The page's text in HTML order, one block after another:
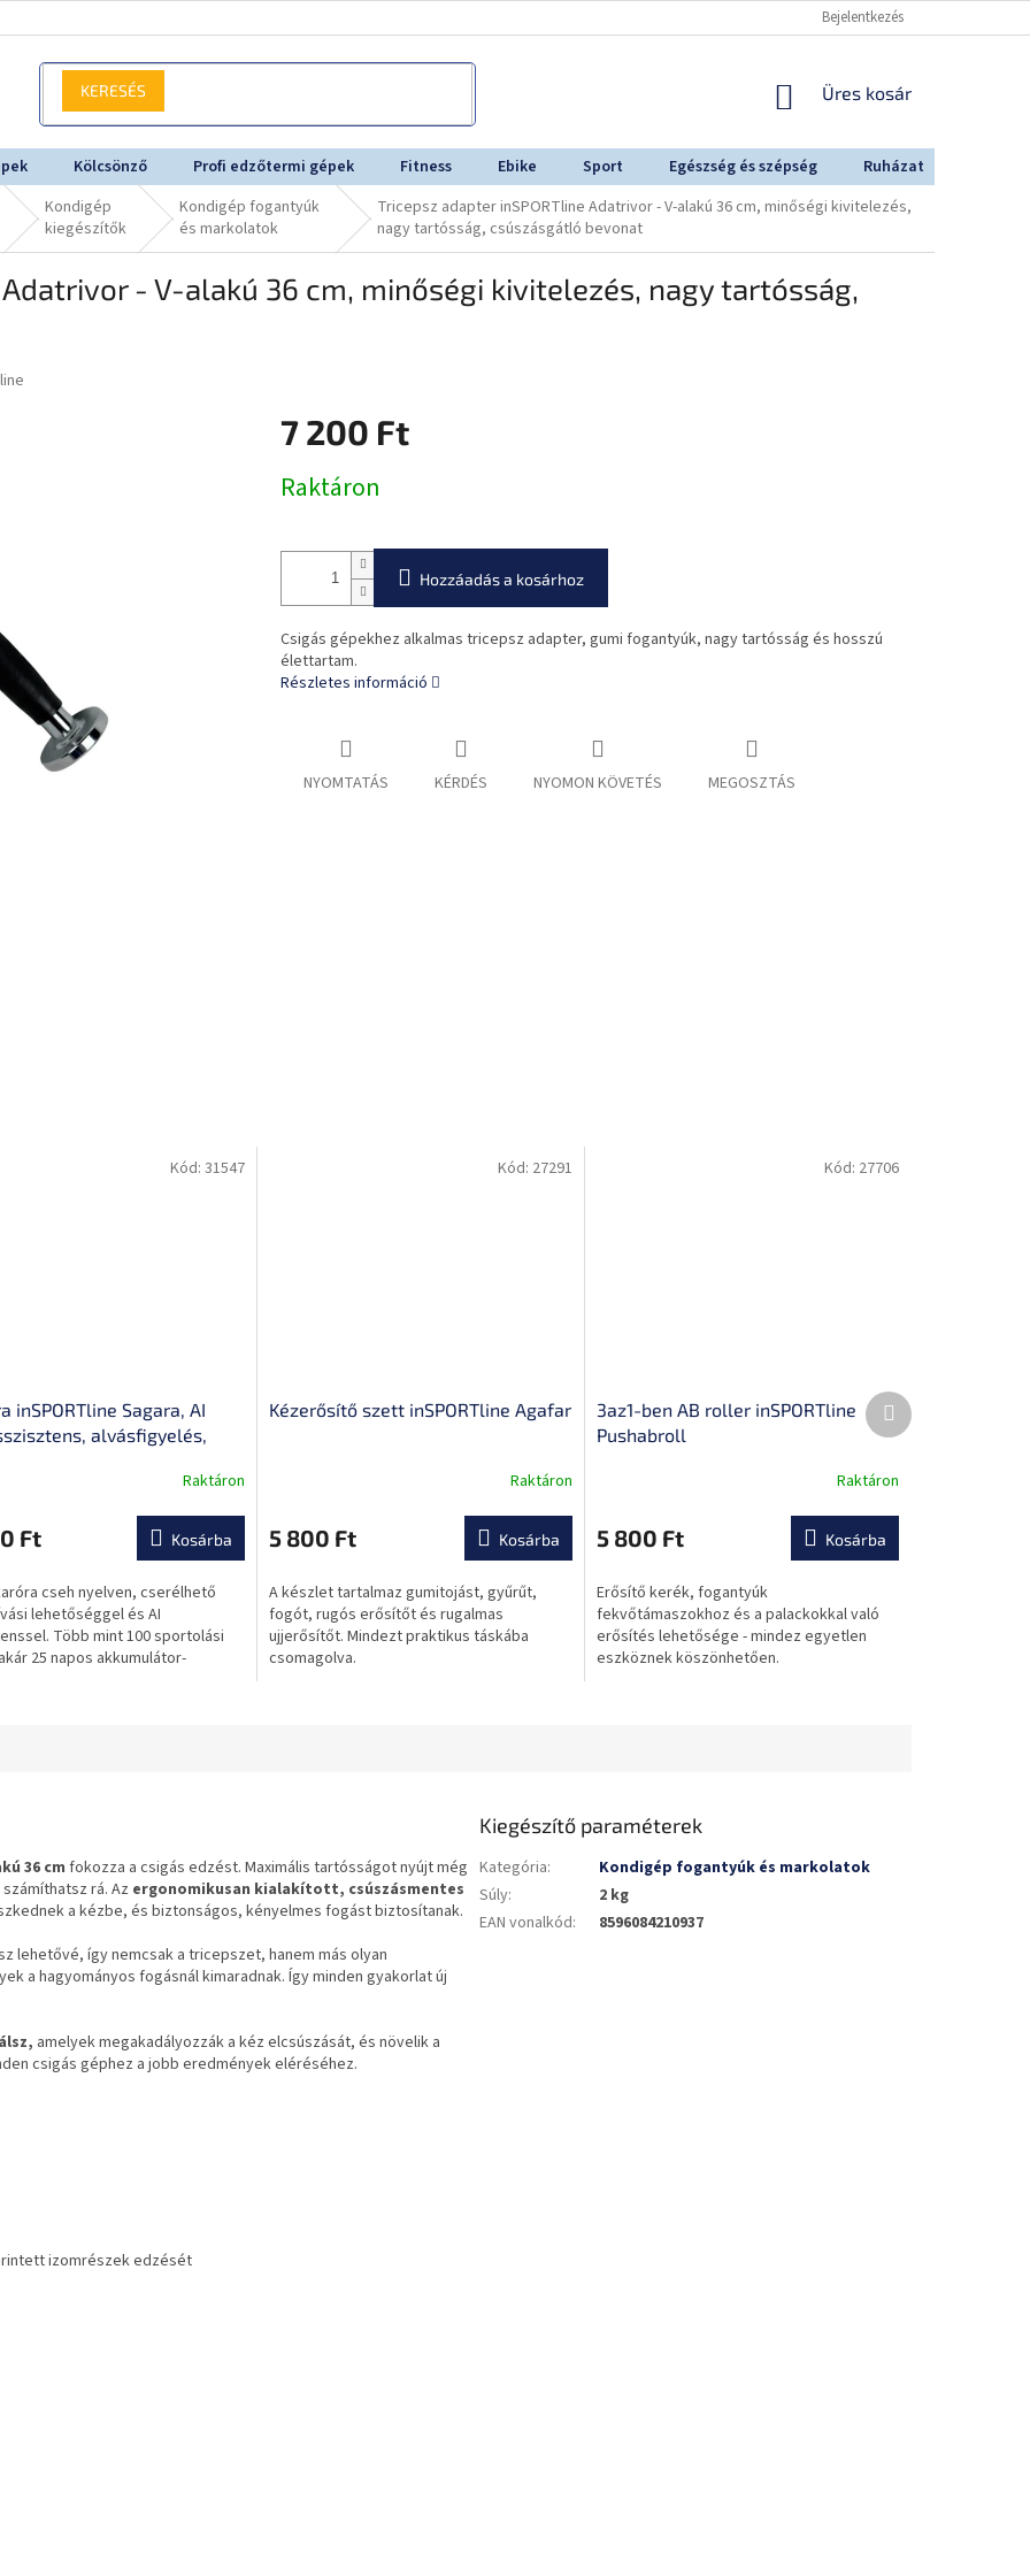
Bejelentkezés
KOSÁR
Üres kosár
Kölcsönző Profi edzőtermi gépek Fitness Ebike Sport Egészség és szépség Ruházat
Kondigép
kiegészítők
Kondigép fogantyúk
és markolatok
Tricepsz adapter inSPORTline Adatrivor - V-alakú 36 cm, minőségi kivitelezés,
nagy tartósság, csúszásgátló bevonat
- V-alakú 36 cm, minőségi kivitelezés, nagy tartósság,
7 200 Ft
Raktáron
Hozzáadás a kosárhoz
Csigás gépekhez alkalmas tricepsz adapter, gumi fogantyúk, nagy tartósság és hosszú
élettartam.
Részletes információ
NYOMTATÁS KÉRDÉS NYOMON KÖVETÉS MEGOSZTÁS
inSPORTline Sagara, AI
alvásfigyelés,
Raktáron
Ft Kosárba
cseh nyelven, cserélhető
lehetőséggel és AI
Több mint 100 sportolási
25 napos akkumulátor-
Kód: 31547
Kézerősítő szett inSPORTline Agafar
átlagos
értékelése
ből
0,0
csillag.
Raktáron
5 800 Ft Kosárba
A készlet tartalmaz gumitojást, gyűrűt,
fogót, rugós erősítőt és rugalmas
ujjerősítőt. Mindezt praktikus táskába
csomagolva.
Kód: 27291
3az1-ben AB roller inSPORTline
Pushabroll
Raktáron
5 800 Ft Kosárba
Erősítő kerék, fogantyúk
fekvőtámaszokhoz és a palackokkal való
erősítés lehetősége - mindez egyetlen
eszköznek köszönhetően.
Kód: 27706
Következő
termék
36 cm fokozza a csigás edzést. Maximális tartósságot nyújt még
rá. Az ergonomikusan kialakított, csúszásmentes
a kézbe, és biztonságos, kényelmes fogást biztosítanak.
lehetővé, így nemcsak a tricepszet, hanem más olyan
a hagyományos fogásnál kimaradnak. Így minden gyakorlat új
amelyek megakadályozzák a kéz elcsúszását, és növelik a
csigás géphez a jobb eredmények eléréséhez.
izomrészek edzését
Kiegészítő paraméterek
Kategória:
Kondigép fogantyúk és markolatok
Súly:
2 kg
EAN vonalkód: 8596084210937